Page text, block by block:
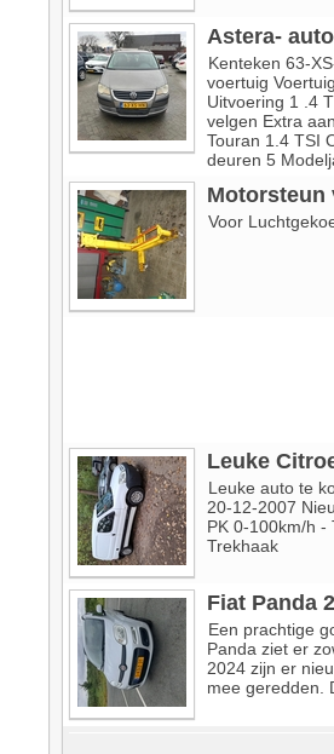
Astera-
Kenteken 63-
voertuig
Uitvoering 1 .4
velgen Extra
Touran 1.4 TSI
deuren 5
Motorsteun
Voor
Leuke
Leuke auto te
20-12-2007
PK 0-100km/h -
Trekhaak
Fiat Panda
Een prachtige
Panda ziet er
2024 zijn er
mee geredden.